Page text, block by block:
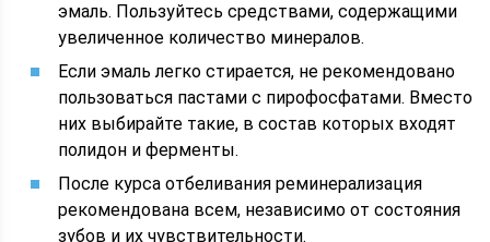
эмаль. Пользуйтесь средствами, содержащими
увеличенное количество минералов.
Если эмаль легко стирается, не рекомендовано
пользоваться пастами с пирофосфатами. Вместо
них выбирайте такие, в состав которых входят
полидон и ферменты.
После курса отбеливания реминерализация
рекомендована всем, независимо от состояния
зубов и их чувствительности.